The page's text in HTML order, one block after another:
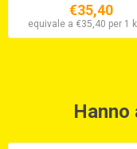
€35,40
equivale a €35,40 per 1